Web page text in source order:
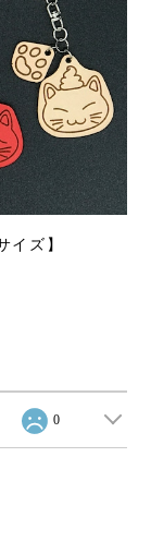
ズ】
0